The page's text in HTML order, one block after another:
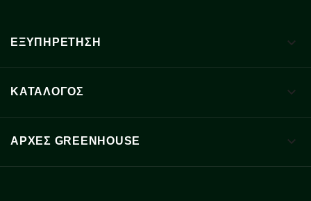
ΕΞΥΠΗΡΕΤΗΣΗ 
ΚΑΤΑΛΟΓΟΣ 
ΑΡΧΈΣ GREENHOUSE 